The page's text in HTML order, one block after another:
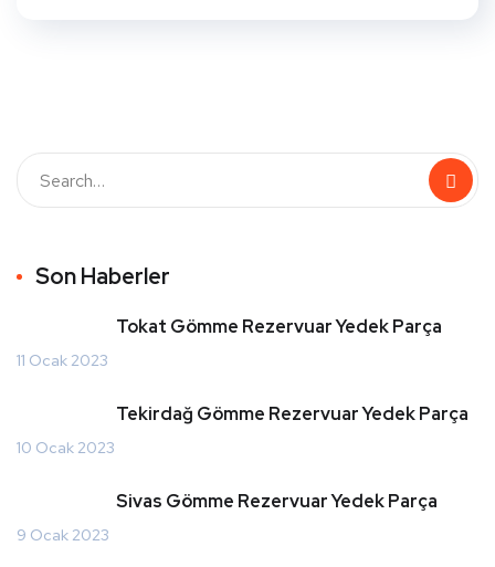
Son Haberler
Tokat Gömme Rezervuar Yedek Parça
11 Ocak 2023
Tekirdağ Gömme Rezervuar Yedek Parça
10 Ocak 2023
Sivas Gömme Rezervuar Yedek Parça
9 Ocak 2023